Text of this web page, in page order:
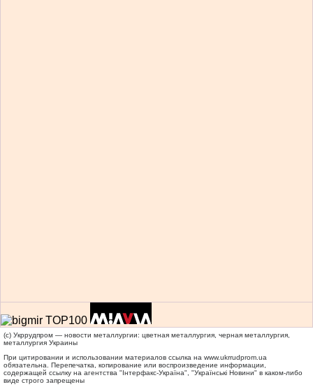
(c) Укррудпром — новости металлургии: цветная металлургия, черная металлургия,
металлургия Украины
При цитировании и использовании материалов ссылка на www.ukrrudprom.ua
обязательна. Перепечатка, копирование или воспроизведение информации,
содержащей ссылку на агентства "Iнтерфакс-Україна", "Українськi Новини" в каком-либо
виде строго запрещены